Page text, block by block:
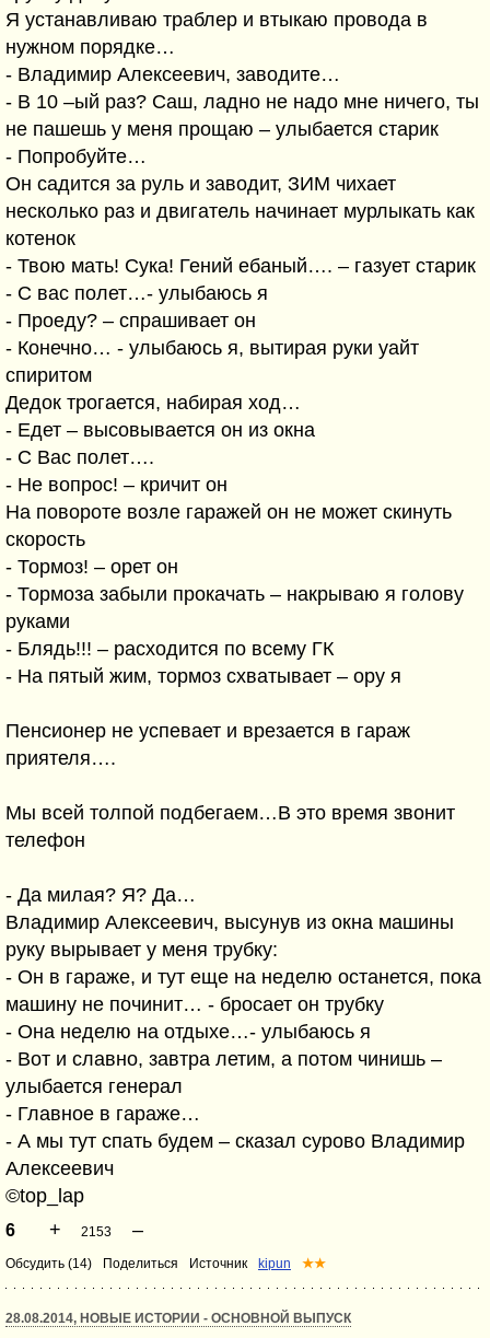
Я устанавливаю траблер и втыкаю провода в
нужном порядке…
- Владимир Алексеевич, заводите…
- В 10 –ый раз? Саш, ладно не надо мне ничего, ты
не пашешь у меня прощаю – улыбается старик
- Попробуйте…
Он садится за руль и заводит, ЗИМ чихает
несколько раз и двигатель начинает мурлыкать как
котенок
- Твою мать! Сука! Гений ебаный…. – газует старик
- С вас полет…- улыбаюсь я
- Проеду? – спрашивает он
- Конечно… - улыбаюсь я, вытирая руки уайт
спиритом
Дедок трогается, набирая ход…
- Едет – высовывается он из окна
- С Вас полет….
- Не вопрос! – кричит он
На повороте возле гаражей он не может скинуть
скорость
- Тормоз! – орет он
- Тормоза забыли прокачать – накрываю я голову
руками
- Блядь!!! – расходится по всему ГК
- На пятый жим, тормоз схватывает – ору я
Пенсионер не успевает и врезается в гараж
приятеля….
Мы всей толпой подбегаем…В это время звонит
телефон
- Да милая? Я? Да…
Владимир Алексеевич, высунув из окна машины
руку вырывает у меня трубку:
- Он в гараже, и тут еще на неделю останется, пока
машину не починит… - бросает он трубку
- Она неделю на отдыхе…- улыбаюсь я
- Вот и славно, завтра летим, а потом чинишь –
улыбается генерал
- Главное в гараже…
- А мы тут спать будем – сказал сурово Владимир
Алексеевич
©top_lap
6 + 2153 –
Обсудить (14) Поделиться Источник kipun ★★
28.08.2014, НОВЫЕ ИСТОРИИ - ОСНОВНОЙ ВЫПУСК